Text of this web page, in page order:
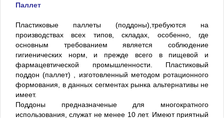
Паллет
Пластиковые паллеты (поддоны),требуются на
производствах всех типов, складах, особенно, где
основным требованием является соблюдение
гигиенических норм, и прежде всего в пищевой и
фармацевтической промышленности. Пластиковый
поддон (паллет) , изготовленный методом ротационного
формования, в данных сегментах рынка альтернативы не
имеет.
Поддоны предназначеные для многократного
использования, служат не менее 10 лет. Имеют приятный